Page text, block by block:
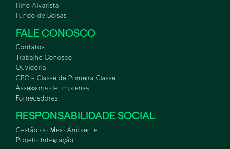
Hino Alvarista
Fundo de Bolsas
FALE CONOSCO
Contatos
Trabalhe Conosco
Ouvidoria
CPC – Classe de Primeira Classe
Assessoria de Imprensa
Fornecedores
RESPONSABILIDADE SOCIAL
Gestão do Meio Ambiente
Projeto Integração